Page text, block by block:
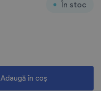
În stoc
Adaugă în coș